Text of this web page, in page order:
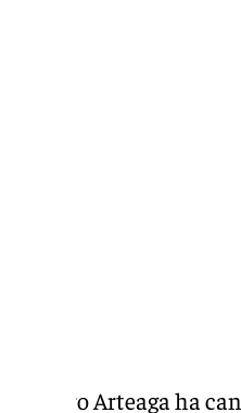
Navarro Arteaga ha